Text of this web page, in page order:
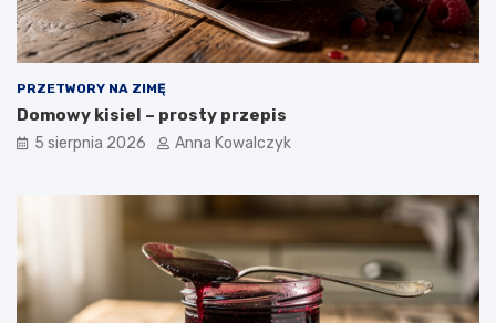
PRZETWORY NA ZIMĘ
Domowy kisiel – prosty przepis
5 sierpnia 2026 Anna Kowalczyk